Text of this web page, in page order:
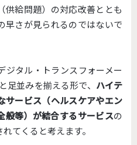
供給問題）の対応改善ととも
早さが見られるのではないで
ジタル・トランスフォーメー
足並みを揃える形で、 ハイテ
サービス（ヘルスケアやエン
般等）が結合するサービスの
てくると考えます。